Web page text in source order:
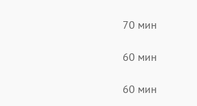
70 мин
60 мин
60 мин